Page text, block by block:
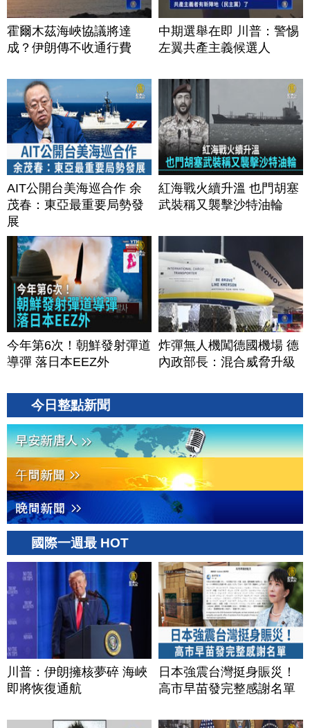
霍爾木茲海峽協議將達
成？伊朗傳不收通行費
中期選舉在即 川普：警惕
左翼共產主義候選人
AIT公開台美海巡合作 余
茂春：東亞最重要局勢發
展
紅海戰火續升溫 也門胡塞
武裝稱又襲擊沙特油輪
今年第6次！朝鮮發射彈道
導彈 落日本EEZ外
炸彈無人機闖德國機場 德
內政部長：混合威脅升級
今日整點新聞
國際一週最 HOT
川普：伊朗擁核夢碎 海峽
即將恢復通航
日本強震台灣挺身賑災！
高市早苗發完整感謝名單